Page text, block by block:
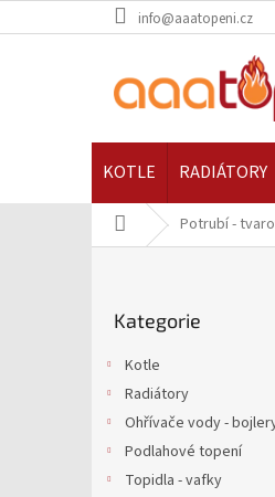
na
info@aaatopeni.cz
KOTLE RADIÁTORY
Domů Potrubí -
kategorie
Kategorie
Kotle
Radiátory
Ohřívače vody -
Podlahové topení
Topidla - vafky